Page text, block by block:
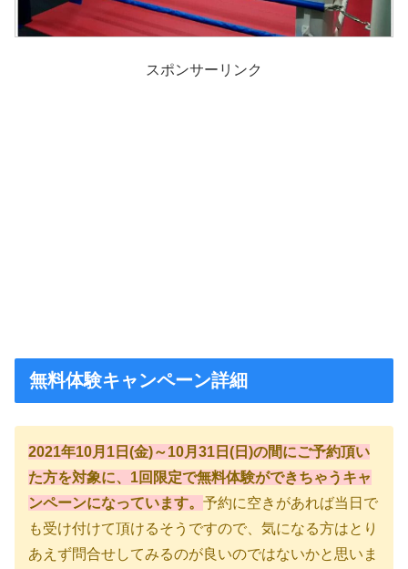
スポンサーリンク
無料体験キャンペーン詳細
2021年10月1日(金)～10月31日(日)の間にご予約頂い
た方を対象に、1回限定で無料体験ができちゃうキャ
ンペーンになっています。 予約に空きがあれば当日で
も受け付けて頂けるそうですので、気になる方はとり
あえず問合せしてみるのが良いのではないかと思いま